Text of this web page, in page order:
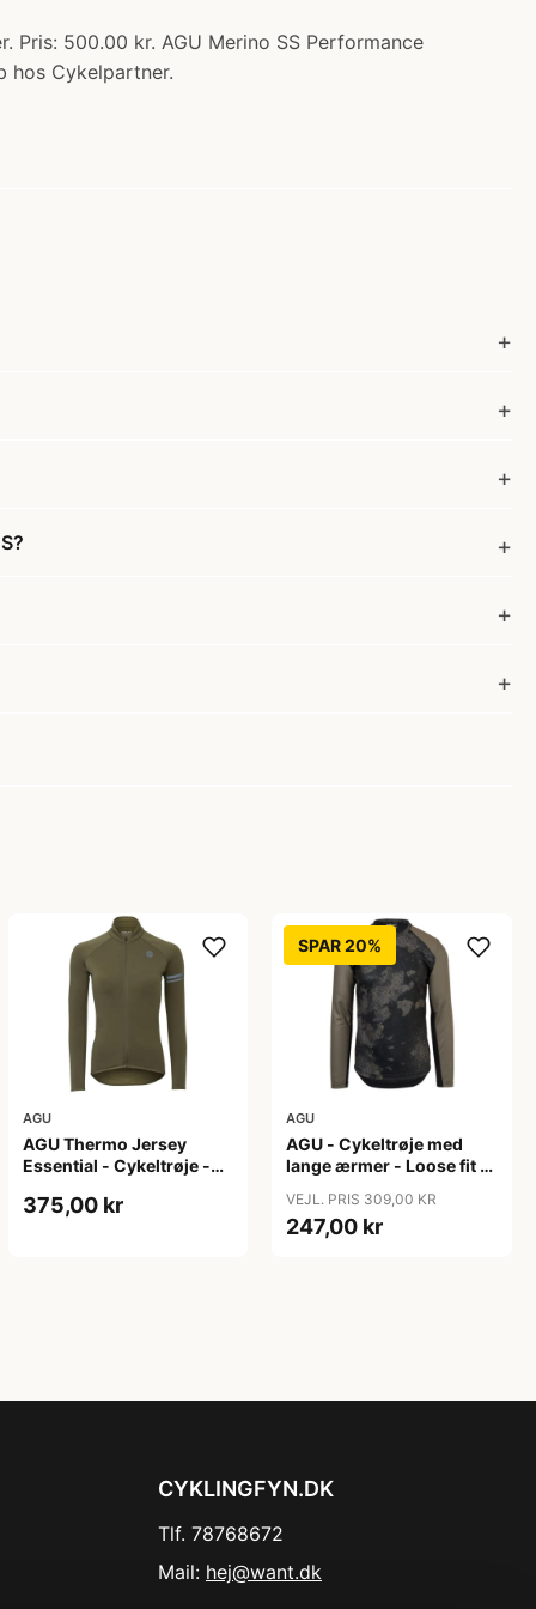
500.00 kr. AGU Merino SS Performance
hos Cykelpartner.
AGU
AGU Thermo Jersey
Essential - Cykeltrøje -
XXL
375,00 kr
SPAR 20%
AGU
AGU - Cykeltrøje med
lange ærmer - Loose fit -
VEJL. PRIS 309,00 KR
247,00 kr
CYKLINGFYN.DK
Tlf. 78768672
Mail: hej@want.dk